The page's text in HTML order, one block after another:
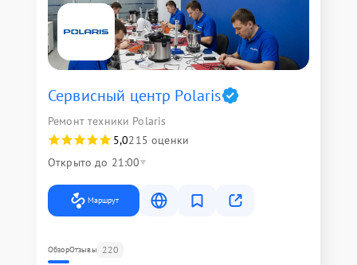
Сервисный центр Polaris
Ремонт техники Polaris
5,0215 оценки
Открыто до 21:00
Маршрут
ОбзорОтзывы 220